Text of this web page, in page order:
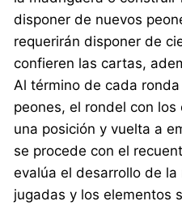
disponer de nuevos
requerirán disponer de
confieren las cartas,
Al término de cada
peones, el rondel con
una posición y vuelta a
se procede con el
evalúa el desarrollo de
jugadas y los elementos